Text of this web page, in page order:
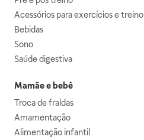
Acessórios para exercícios e treino
Bebidas
Sono
Saúde digestiva
Mamãe e bebê
Troca de fraldas
Amamentação
Alimentação infantil